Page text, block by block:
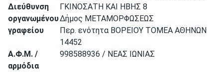
Διεύθυνση
οργανωμένου
γραφείου
ΓΚΙΝΟΣΑΤΗ ΚΑΙ ΗΒΗΣ 8
Δήμος ΜΕΤΑΜΟΡΦΩΣΕΩΣ
Περ. ενότητα ΒΟΡΕΙΟΥ ΤΟΜΕΑ ΑΘΗΝΩΝ
14452
Α.Φ.Μ. /
αρμόδια
998588936 / ΝΕΑΣ ΙΩΝΙΑΣ